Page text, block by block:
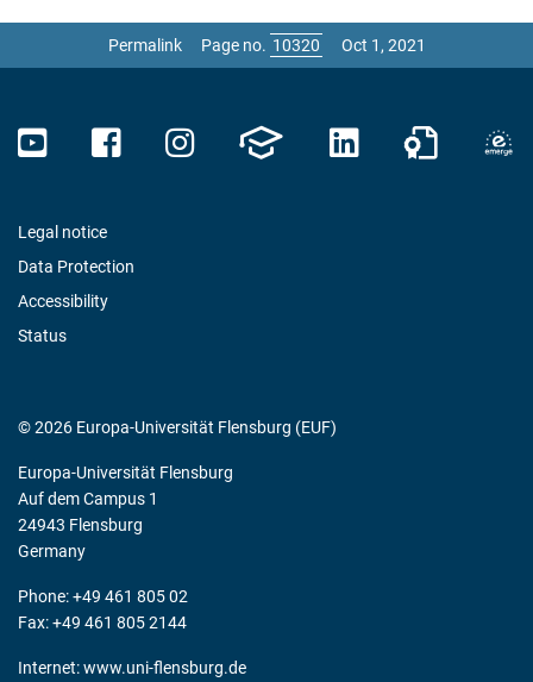
Permalink Page no. Oct 1, 2021
Legal notice
Data Protection
Accessibility
Status
© 2026 Europa-Universität Flensburg (EUF)
Europa-Universität Flensburg
Auf dem Campus 1
24943 Flensburg
Germany
Phone: +49 461 805 02
Fax: +49 461 805 2144
Internet:www.uni-flensburg.de